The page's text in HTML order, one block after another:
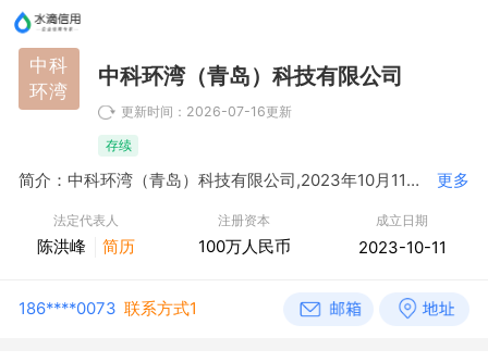
中科
环湾
中科环湾（青岛）科技有限公司
更新时间：2026-07-16更新
存续
简介：中科环湾（青岛）科技有限公司,2023年10月11日成立，经营范围包括一般项目：工程和技术研究和试验发展；技术服务、技术开发、技术咨询、技术交流、技术转让、技术推广；软件开发；企业总部管理；工业互联网数据服务；信息系统集成服务；商业综合体管理服务；人力资源服务（不含职业中介活动、劳务派遣服务）；软件外包服务；工程造价咨询业务；计算机软硬件及辅助设备零售；专业设计服务；信息技术咨询服务；自有资金投资的资产管理服务；票据信息咨询服务；融资咨询服务；知识产权服务（专利代理服务除外）；非融资担保服务；土地使用权租赁；价格鉴证评估；公共事业管理服务；采购代理服务；企业信用调查和评估；版权代理；办公服务；计算机及通讯设备租赁；生态保护区管理服务；园区管理服务；商务秘书服务；工程管理服务；餐饮管理；对外承包工程；租赁服务（不含许可类租赁服务）；组织文化艺术交流活动；市场主体登记注册代理；电影摄制服务；信息系统运行维护服务；酒店管理；招投标代理服务；物业管理；国内货物运输代理；办公用品销售；国际船舶管理业务；机械电气设备销售；制冷、空调设备销售；家用电器销售；五金产品零售；建筑材料销售；日用百货销售；会议及展览服务；第二类医疗器械租赁。（除依法须经批准的项目外，凭营业执照依法自主开展经营活动）许可项目：第二类增值电信业务；互联网信息服务；建设工程施工；建设工程监理；第一类增值电信业务；省际普通货船运输、省内船舶运输；旅游业务；港口经营；国家秘密载体技术服务；建筑劳务分包；第三类医疗器械经营。（依法须经批准的项目，经相关部门批准后方可开展经营活动，具体经营项目以相关部门批准文件或许可证件为准） 更多
法定代表人
陈洪峰 简历
注册资本
100万人民币
成立日期
2023-10-11
186****0073 联系方式1